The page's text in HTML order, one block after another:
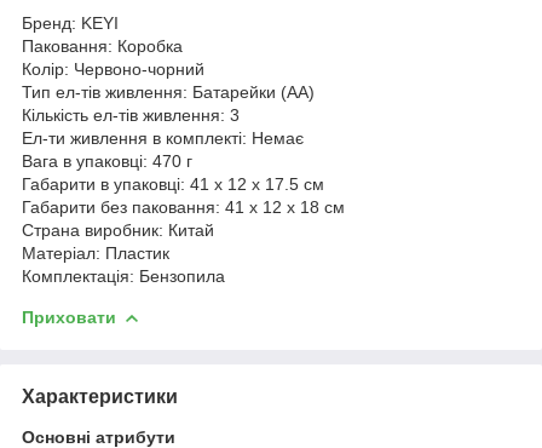
Бренд: KEYI
Паковання: Коробка
Колір: Червоно-чорний
Тип ел-тів живлення: Батарейки (АА)
Кількість ел-тів живлення: 3
Ел-ти живлення в комплекті: Немає
Вага в упаковці: 470 г
Габарити в упаковці: 41 x 12 x 17.5 см
Габарити без паковання: 41 x 12 x 18 см
Страна виробник: Китай
Матеріал: Пластик
Комплектація: Бензопила
Приховати
Характеристики
Основні атрибути